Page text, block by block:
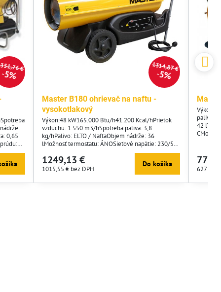
€
5%
0,65
x 650 x
1314,87 €
5%
Master B180 ohrievač na naftu -
vysokotlakový
Výkon:48 kW165.000 Btu/h41.200 Kcal/hPrietok
vzduchu: 1 550 m3/hSpotreba paliva: 3,8
kg/hPalivo: ELTO / NaftaObjem nádrže: 36
lMožnosť termostatu: ÁNOSieťové napätie: 230/50
V/HzSpotreba prúdu: 1,5 AČistá hmotnosť: 38
kgRozmery: 1200 x 400 x 530 mm
1249,13 €
1015,55 € bez DPH
Do košíka
Výkon:
paliva:
42
cm
627 €